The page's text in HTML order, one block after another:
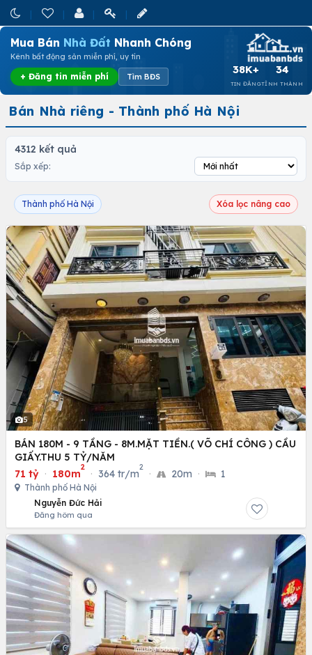
Mua Bán Nhà Đất Nhanh Chóng
Kênh bất động sản miễn phí, uy tín
+ Đăng tin miễn phí Tìm BĐS
38K+
TIN ĐĂNG
34
TỈNH THÀNH
Bán Nhà riêng - Thành phố Hà Nội
4312 kết quả
Sắp xếp:
Thành phố Hà Nội Xóa lọc nâng cao
5
BÁN 180M - 9 TẦNG - 8M.MẶT TIỀN.( VÕ CHÍ CÔNG ) CẦU
GIẤY.THU 5 TỶ/NĂM
71 tỷ · 180m
2
· 364 tr/m
2
· 20m · 1
Thành phố Hà Nội
Nguyễn Đức Hải
Đăng hôm qua